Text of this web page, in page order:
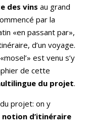
des vins au grand
par la
«en passant par»,
d’un voyage.
est venu s’y
de cette
du projet.
projet: on y
d’itinéraire